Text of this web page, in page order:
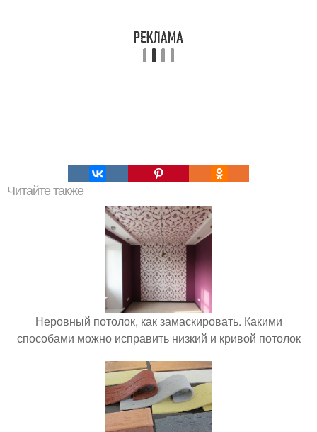
Читайте также
Неровный потолок, как замаскировать. Какими
способами можно исправить низкий и кривой потолок